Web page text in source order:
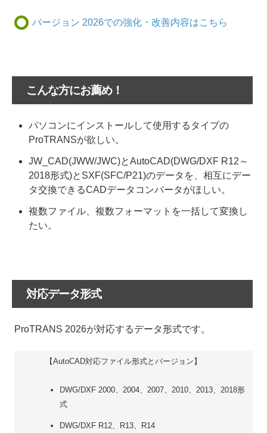
バージョン 2026での強化・改善内容はこちら
こんな方にお薦め！
パソコンにインストールして使用するタイプの
ProTRANSが欲しい。
JW_CAD(JWW/JWC)とAutoCAD(DWG/DXF R12～
2018形式)とSXF(SFC/P21)のデータを、相互にデー
タ交換できるCADデータコンバータがほしい。
複数ファイル、複数フォーマットを一括して変換し
たい。
対応データ形式
ProTRANS 2026が対応するデータ形式です。
【AutoCAD対応ファイル形式とバージョン】
DWG/DXF 2000、2004、2007、2010、2013、2018形
式
DWG/DXF R12、R13、R14